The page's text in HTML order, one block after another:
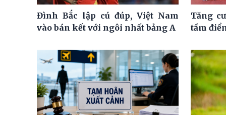
Đình Bắc lập cú đúp, Việt Nam
vào bán kết với ngôi nhất bảng A
Tăng
tầm